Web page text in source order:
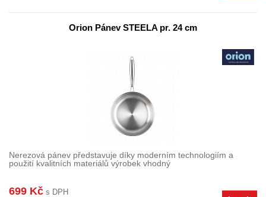
Orion Pánev STEELA pr. 24 cm
Nerezová pánev představuje díky moderním technologiím a
použití kvalitních materiálů výrobek vhodný
699 Kč s DPH